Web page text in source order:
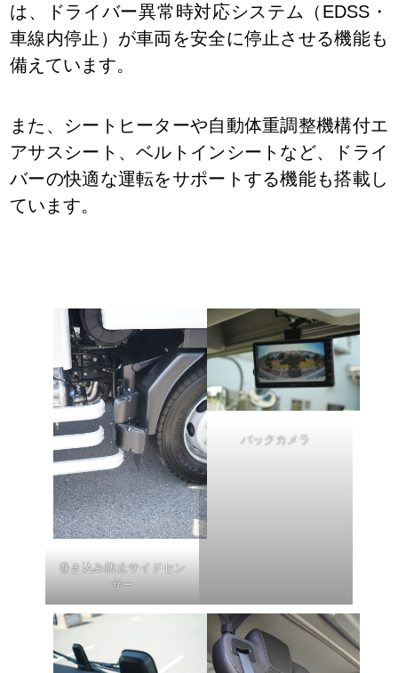
は、
ドライバー異常時対応システム
（EDSS・
車線内停止）が車両を安全に停止させる機能も
備えています。
また、 シートヒーターや自動体重調整機構付エ
アサスシート 、ベルトインシート など、ドライ
バーの快適な運転をサポートする機能も搭載し
ています。
巻き込み防止サイドセン
サー
バックカメラ